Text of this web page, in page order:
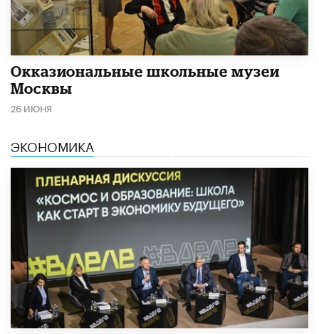
​Окказиональные школьные музеи
Москвы
26 ИЮНЯ
ЭКОНОМИКА